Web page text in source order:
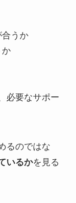
うか
か
必要なサポー
るのではな
いるかを見る